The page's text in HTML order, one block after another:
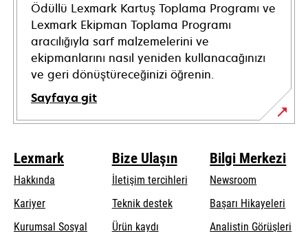
Ödüllü Lexmark Kartuş Toplama Programı ve
Lexmark Ekipman Toplama Programı
aracılığıyla sarf malzemelerini ve
ekipmanlarını nasıl yeniden kullanacağınızı
ve geri dönüştüreceğinizi öğrenin.
Sayfaya git
Lexmark
Hakkında
Kariyer
Kurumsal Sosyal
Bize Ulaşın
İletişim tercihleri
Teknik destekopens
Ürün kaydı
Bilgi Merkezi
Newsroom
Başarı Hikayeleri
Analistin Görüşleri